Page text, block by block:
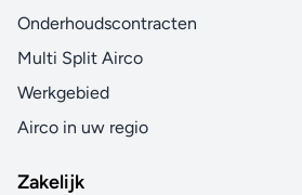
Onderhoudscontracten
Multi Split Airco
Werkgebied
Airco in uw regio
Zakelijk